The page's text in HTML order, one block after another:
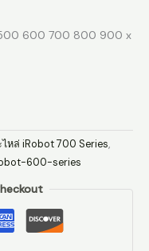
600 700 800 900 x
ไหล่ iRobot 700 Series,
600-series